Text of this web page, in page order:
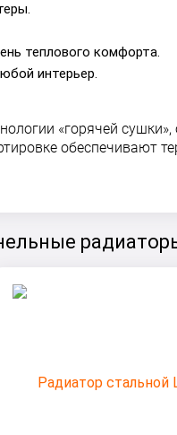
теплового комфорта.
интерьер.
«горячей
обеспечивают